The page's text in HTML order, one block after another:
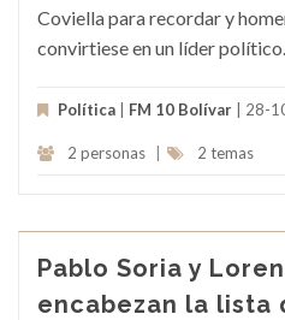
Coviella para recordar y
convirtiese en un líder político.
Política FM 10 Bolívar | 28-
2 personas 2 temas
Pablo Soria y
encabezan la lista